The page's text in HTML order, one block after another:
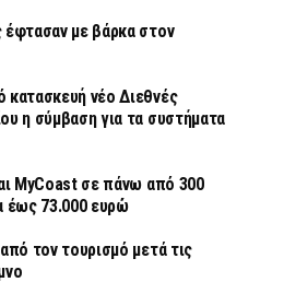
με βάρκα στον
νέο Διεθνές
η σύμβαση για τα συστήματα
MyCoast σε πάνω από 300
έως 73.000 ευρώ
τον τουρισμό μετά τις